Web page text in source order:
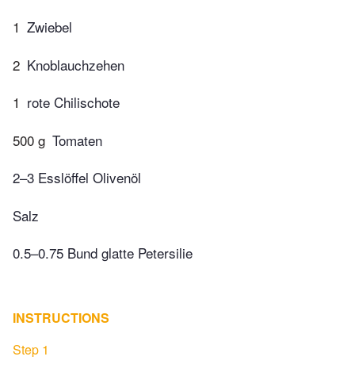
1 Zwiebel
2 Knoblauchzehen
1 rote Chilischote
500 g Tomaten
2–3 Esslöffel Olivenöl
Salz
0.5–0.75 Bund glatte Petersilie
INSTRUCTIONS
Step 1